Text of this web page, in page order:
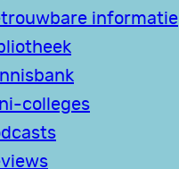
informatie
colleges